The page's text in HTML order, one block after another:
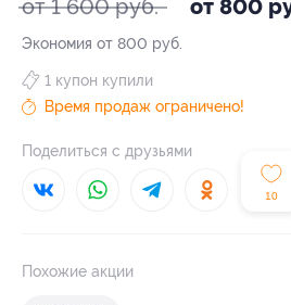
от 1 600 руб. от 800
Экономия от 800 руб.
10
1 купон купили
Время продаж ограничено!
Поделиться с друзьями
Похожие акции